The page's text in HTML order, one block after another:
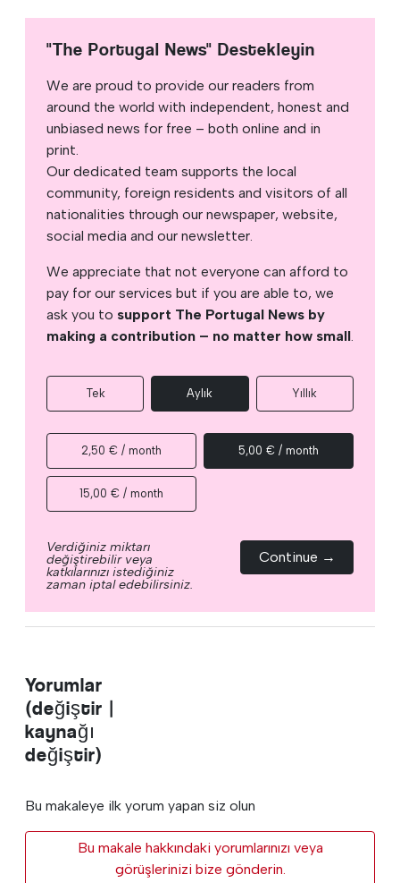
"The Portugal News" Destekleyin
We are proud to provide our readers from
around the world with independent, honest and
unbiased news for free – both online and in
print.
Our dedicated team supports the local
community, foreign residents and visitors of all
nationalities through our newspaper, website,
social media and our newsletter.
We appreciate that not everyone can afford to
pay for our services but if you are able to, we
ask you to support The Portugal News by
making a contribution – no matter how small.
Tek Aylık Yıllık
2,50 € / month 5,00 € / month
15,00 € / month
Verdiğiniz miktarı
değiştirebilir veya
katkılarınızı istediğiniz
zaman iptal edebilirsiniz.
Continue →
Yorumlar
(değiştir |
kaynağı
değiştir)
Bu makaleye ilk yorum yapan siz olun
Bu makale hakkındaki yorumlarınızı veya
görüşlerinizi bize gönderin.